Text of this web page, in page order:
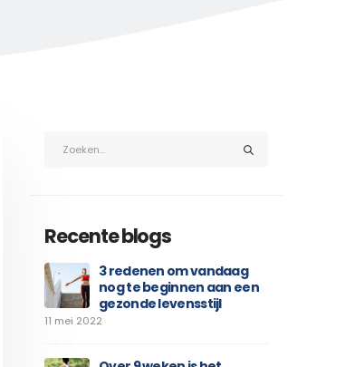
Recente blogs
3 redenen om vandaag
nog te beginnen aan een
gezonde levensstijl
11 mei 2022